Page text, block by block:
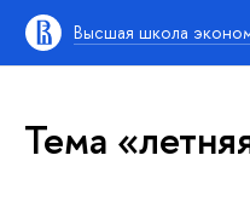
Высшая школа
Тема